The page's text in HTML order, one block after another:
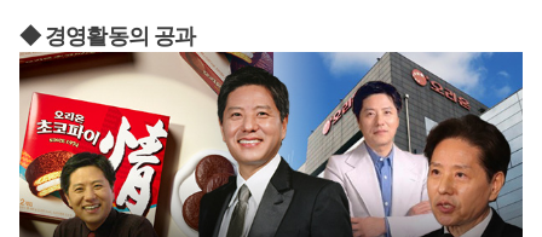
◆ 경영활동의 공과